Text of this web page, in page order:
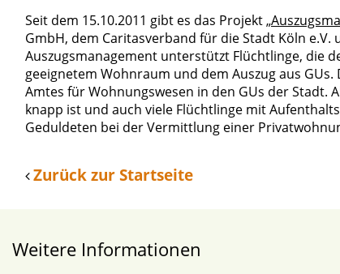
Seit dem 15.10.2011 gibt es das Projekt „
GmbH, dem Caritasverband für die Stadt Köln
Auszugsmanagement unterstützt Flüchtlinge, die
geeignetem Wohnraum und dem Auszug aus
Amtes für Wohnungswesen in den GUs der Stadt.
knapp ist und auch viele Flüchtlinge mit
Geduldeten bei der Vermittlung einer
Zurück zur Startseite
Weitere Informationen